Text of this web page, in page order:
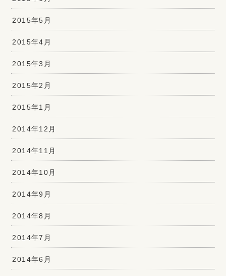
2015年5月
2015年4月
2015年3月
2015年2月
2015年1月
2014年12月
2014年11月
2014年10月
2014年9月
2014年8月
2014年7月
2014年6月